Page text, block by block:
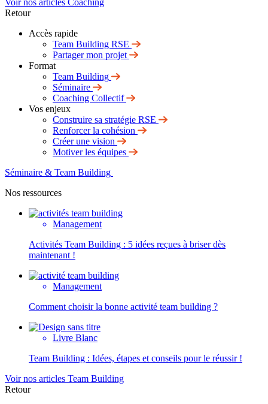
Voir nos articles Coaching
Retour
Accès rapide
Team Building RSE
Partager mon projet
Format
Team Building
Séminaire
Coaching Collectif
Vos enjeux
Construire sa stratégie RSE
Renforcer la cohésion
Créer une vision
Motiver les équipes
Séminaire & Team Building
Nos ressources
Management
Activités Team Building : 5 idées reçues à briser dès
maintenant !
Management
Comment choisir la bonne activité team building ?
Livre Blanc
Team Building : Idées, étapes et conseils pour le réussir !
Voir nos articles Team Building
Retour